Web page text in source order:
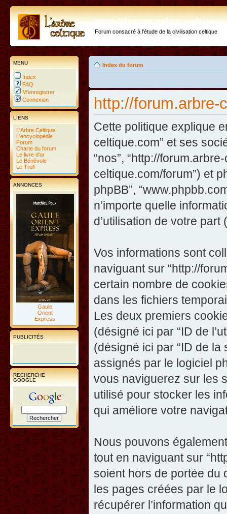
http://forum.arbre-
Forum consacré à l'étude de la civilisation celtique
MENU
Index
FAQ
M’enregistrer
Connexion
LIENS
L'Arbre Celtique
L'encyclopédie
Forum
Charte du forum
Le livre d'or
Le Bénévole
Le Troll
ANNONCES
Gaule
Orient
Express
PUBLICITÉS
RECHERCHE
GOOGLE
Index du forum
http://forum.arbre-
Cette politique explique
celtique.com” et ses
“nos”, “http://
celtique.com/forum”) et
phpBB”,
n’importe quelle
d’utilisation de votre part
Vos informations sont
naviguant sur “http://
certain nombre de
dans les fichiers
Les deux premiers
(désigné ici par “ID de
(désigné ici par “ID de
assignés par le logiciel
vous naviguerez sur les
utilisé pour stocker les
qui améliore votre
Nous pouvons
tout en naviguant sur
soient hors de portée du
les pages créées par le
récupérer l’information